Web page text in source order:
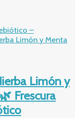
Limón y
Frescura